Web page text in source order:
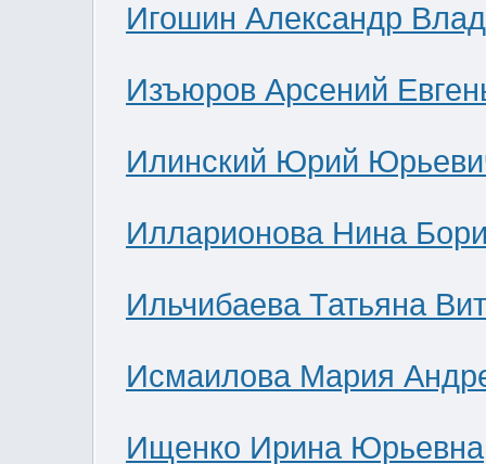
Игошин Александр
Изъюров Арсений
Илинский Юрий
Илларионова Нина
Ильчибаева Татьяна
Исмаилова Мария
Ищенко Ирина Юрьевна